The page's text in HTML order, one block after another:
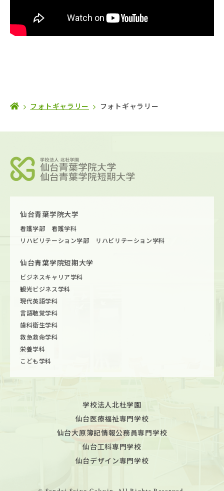
フォトギャラリー フォトギャラリー
仙台青葉学院大学
看護学部 看護学科
リハビリテーション学部 リハビリテーション学科
仙台青葉学院短期大学
ビジネスキャリア学科
観光ビジネス学科
現代英語学科
言語聴覚学科
歯科衛生学科
救急救命学科
栄養学科
こども学科
学校法人北杜学園
仙台医療福祉専門学校
仙台大原簿記情報公務員専門学校
仙台工科専門学校
仙台デザイン専門学校